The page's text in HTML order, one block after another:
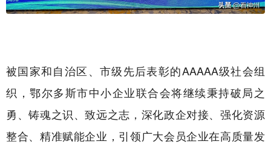
被国家和自治区、市级先后表彰的AAAAA级社会组
织，鄂尔多斯市中小企业联合会将继续秉持破局之
勇、铸魂之识、致远之志，深化政企对接、强化资源
整合、精准赋能企业，引领广大会员企业在高质量发